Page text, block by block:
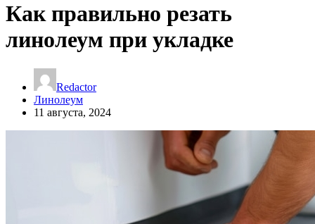
Как правильно резать
линолеум при укладке
Redactor
Линолеум
11 августа, 2024